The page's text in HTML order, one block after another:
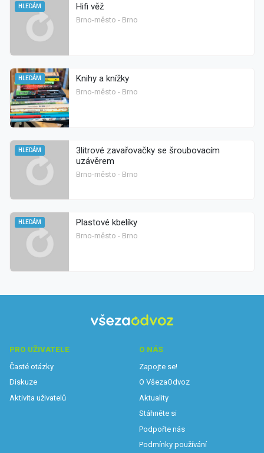
HLEDÁM Hifi věž
Brno-město - Brno
HLEDÁM Knihy a knížky
Brno-město - Brno
HLEDÁM
3litrové zavařovačky se šroubovacím
uzávěrem
Brno-město - Brno
HLEDÁM Plastové kbelíky
Brno-město - Brno
PRO UŽIVATELE
Časté otázky
Diskuze
Aktivita uživatelů
O NÁS
Zapojte se!
O VšezaOdvoz
Aktuality
Stáhněte si
Podpořte nás
Podmínky používání